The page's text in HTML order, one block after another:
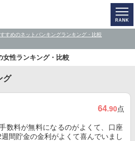
すめのネットバンキングランキング・比較
女性ランキング・比較
グ
64.90点
数料が無料になるのがよくて、口座
間貯金の金利がよくて喜んでいまし